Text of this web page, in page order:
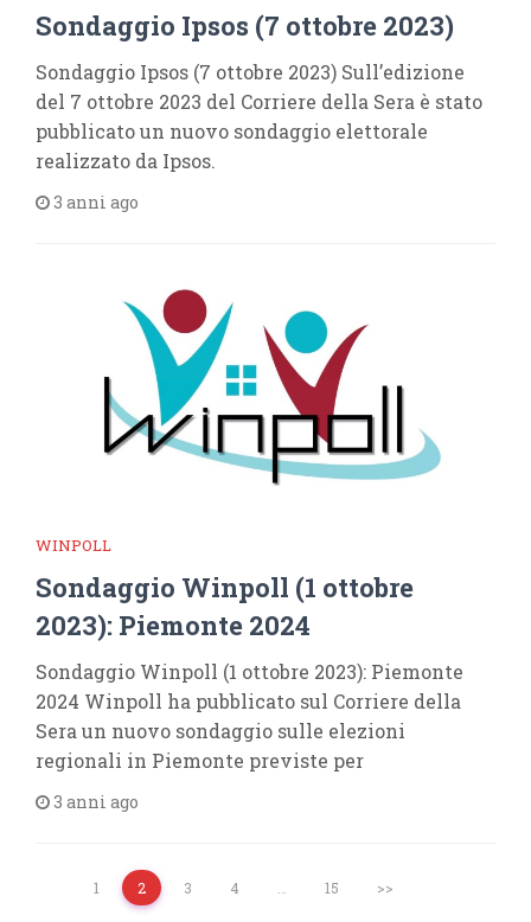
Sondaggio Ipsos (7 ottobre 2023)
Sondaggio Ipsos (7 ottobre 2023) Sull’edizione
del 7 ottobre 2023 del Corriere della Sera è stato
pubblicato un nuovo sondaggio elettorale
realizzato da Ipsos.
3 anni ago
WINPOLL
Sondaggio Winpoll (1 ottobre
2023): Piemonte 2024
Sondaggio Winpoll (1 ottobre 2023): Piemonte
2024 Winpoll ha pubblicato sul Corriere della
Sera un nuovo sondaggio sulle elezioni
regionali in Piemonte previste per
3 anni ago
1 2 3 4 15 >>